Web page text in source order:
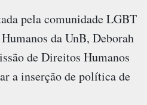
pela comunidade LGBT
da UnB, Deborah
de Direitos Humanos
a inserção de política de